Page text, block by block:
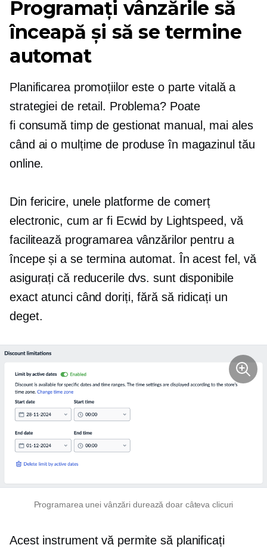
Programați vânzările să
înceapă și să se termine
automat
Planificarea promoțiilor este o parte vitală a
strategiei de retail. Problema? Poate
fi consumă timpde gestionat manual, mai ales
când ai o mulțime de produse în magazinul tău
online.
Din fericire, unele platforme de comerț
electronic, cum ar fi Ecwid by Lightspeed, vă
facilitează programarea vânzărilor pentru a
începe și a se termina automat. În acest fel, vă
asigurați că reducerile dvs. sunt disponibile
exact atunci când doriți, fără să ridicați un
deget.
Programarea unei vânzări durează doar câteva clicuri
Acest instrument vă permite să planificați